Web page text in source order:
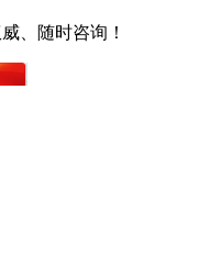
、随时咨询！